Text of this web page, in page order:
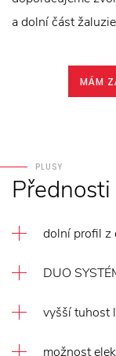
a dolní část
MÁM
PLUSY
Přednosti
dolní profil z
DUO
vyšší tuhost
možnost